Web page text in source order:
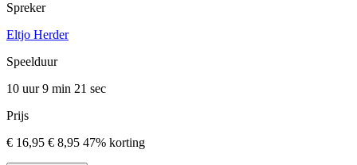
Spreker
Eltjo Herder
Speelduur
10 uur 9 min 21 sec
Prijs
€ 16,95 € 8,95 47% korting